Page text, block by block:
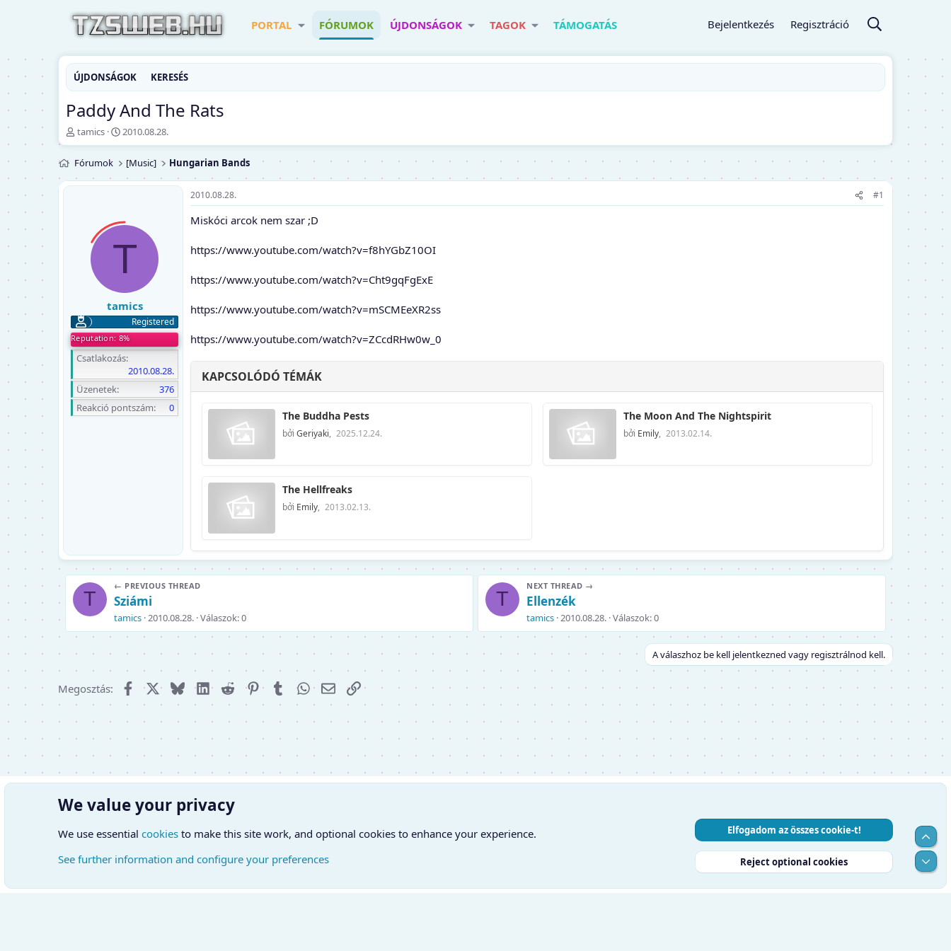
PORTAL FÓRUMOK ÚJDONSÁGOK TAGOK TÁMOGATÁS Bejelentkezés Regisztráció
ÚJDONSÁGOK KERESÉS
Paddy And The Rats
T
é
m
a
i
tamics
K
e
d
ő
t
m
2010.08.28.
Fórumok [Music] Hungarian Bands
T
tamics
Registered
Reputation: 8%
Csatlakozás
2010.08.28.
Üzenetek
376
Reakció pontszám
0
2010.08.28. #1
Miskóci arcok nem szar ;D
https://www.youtube.com/watch?v=f8hYGbZ10OI
https://www.youtube.com/watch?v=Cht9gqFgExE
https://www.youtube.com/watch?v=mSCMEeXR2ss
https://www.youtube.com/watch?v=ZCcdRHw0w_0
KAPCSOLÓDÓ TÉMÁK
The Buddha Pests
bởi Geriyaki, 2025.12.24.
The Moon And The Nightspirit
bởi Emily, 2013.02.14.
The Hellfreaks
bởi Emily, 2013.02.13.
T
← PREVIOUS THREAD
Sziámi
tamics 2010.08.28. Válaszok: 0
T
NEXT THREAD →
Ellenzék
tamics 2010.08.28. Válaszok: 0
A válaszhoz be kell jelentkezned vagy regisztrálnod kell.
Megosztás: FacebookX (Twitter)
BlueskyLinkedIn
RedditPinterestTumblrWhatsApp
E-mailLink
Cookies Hungarian (HU) Kapcsolatfelvétel RSS
We value your privacy
We use essential cookies to make this site work, and optional cookies to enhance your experience.
See further information and configure your preferences
Elfogadom az összes cookie-t!
Reject optional cookies
Top
Alul